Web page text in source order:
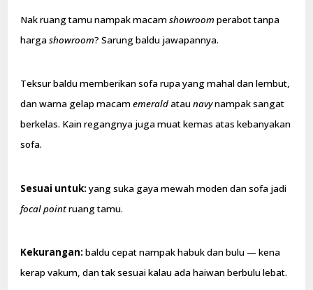
Nak ruang tamu nampak macamshowroom perabot tanpa
hargashowroom? Sarung baldu jawapannya.
Teksur baldu memberikan sofa rupa yang mahal dan lembut,
dan warna gelap macamemeraldataunavynampak sangat
berkelas. Kain regangnya juga muat kemas atas kebanyakan
sofa.
Sesuai untuk: yang suka gaya mewah moden dan sofa jadi
focal pointruang tamu.
Kekurangan: baldu cepat nampak habuk dan bulu — kena
kerap vakum, dan tak sesuai kalau ada haiwan berbulu lebat.